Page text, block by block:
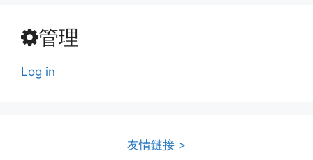
管理
Log in
友情鏈接 >